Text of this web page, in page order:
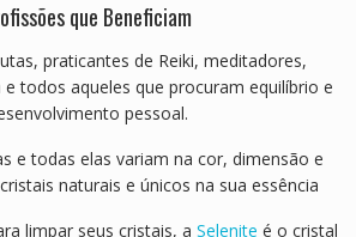
que Beneficiam
praticantes de Reiki, meditadores,
todos aqueles que procuram equilíbrio e
pessoal.
e todas elas variam na cor, dimensão e
naturais e únicos na sua essência
limpar seus cristais, a Selenite é o cristal